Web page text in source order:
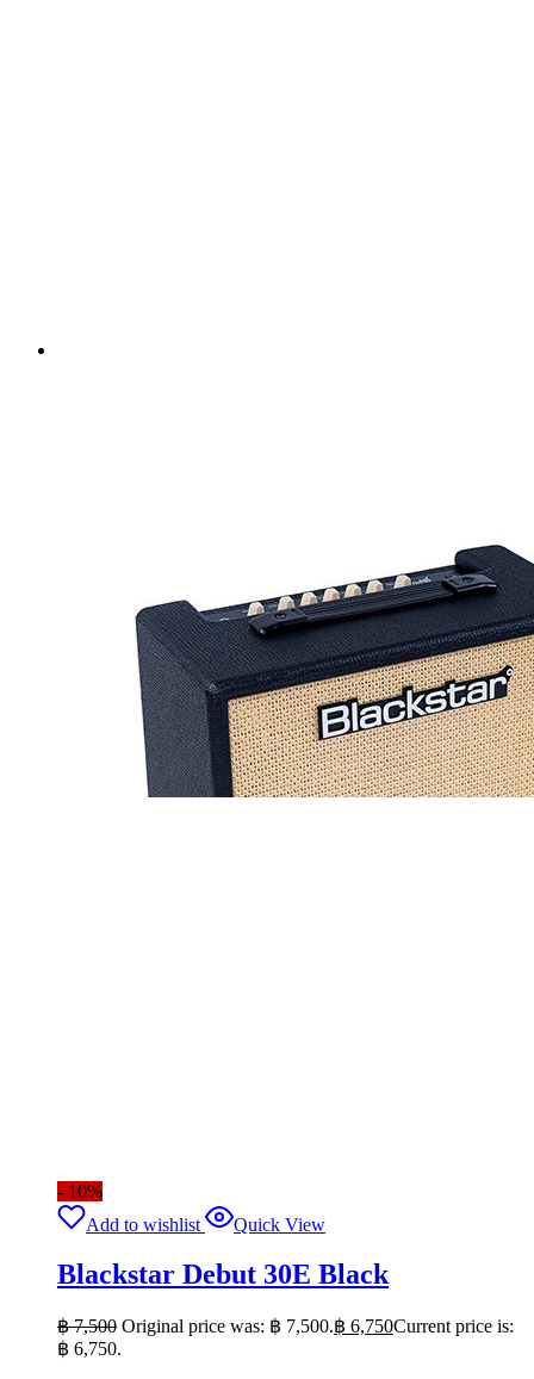
- 10%
Add to wishlist
Quick View
Blackstar Debut 30E Black
฿7,500 Original price was: ฿ 7,500.฿ 6,750Current price is:
฿ 6,750.